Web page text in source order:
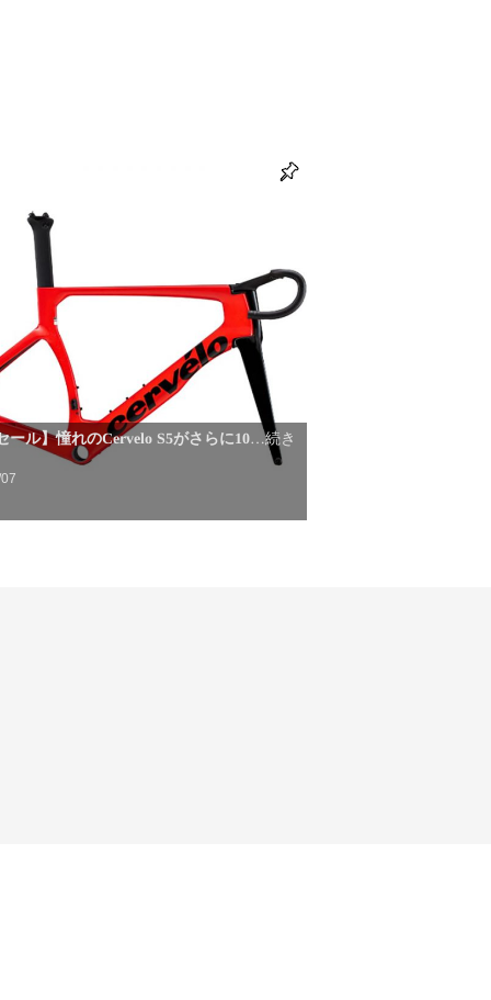
ール】憧れのCervelo S5がさらに10…続き